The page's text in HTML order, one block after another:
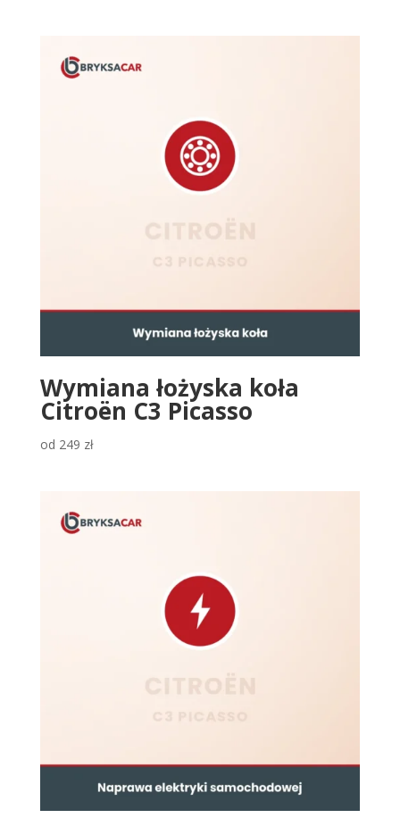
Wymiana łożyska koła
Citroën C3 Picasso
od 249 zł